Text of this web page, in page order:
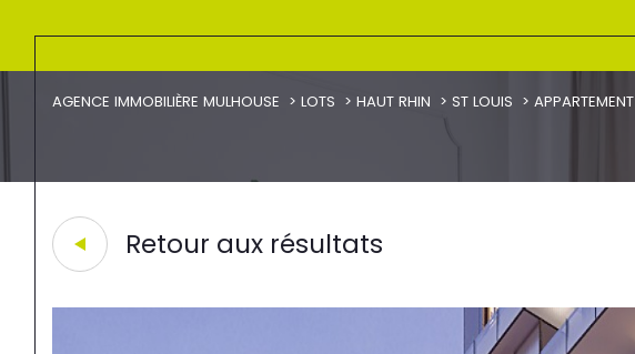
AGENCE IMMOBILIÈRE MULHOUSE LOTS HAUT RHIN ST LOUIS APPARTEMENT
Retour aux résultats